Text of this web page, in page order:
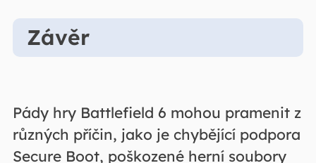
Závěr
Pády hry Battlefield 6 mohou pramenit z
různých příčin, jako je chybějící podpora
Secure Boot, poškozené herní soubory